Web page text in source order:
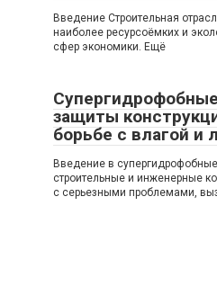
Введение Строительная
наиболее ресурсоёмких и
сфер экономики. Ещё
защиты
борьбе с влагой и
Введение в
строительные и инженерные
с серьезными проблемами,